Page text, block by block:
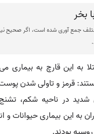
بخر
جمع آوری شده است، اگر صحیح
به این قارچ به بیماری
قرمز و تاولی شدن
شدید در ناحیه شکم،
به این بیماری حیوانات